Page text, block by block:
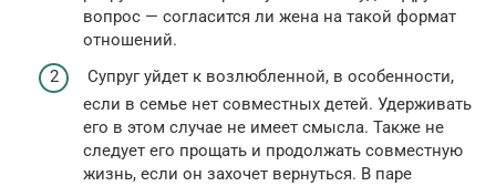
вопрос — согласится ли жена на такой формат
отношений.
Супруг уйдет к возлюбленной, в особенности,
если в семье нет совместных детей. Удерживать
его в этом случае не имеет смысла. Также не
следует его прощать и продолжать совместную
жизнь, если он захочет вернуться. В паре